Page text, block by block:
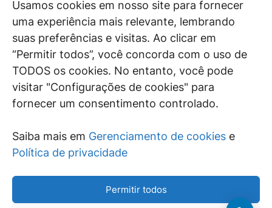
Usamos cookies em nosso site para fornecer
uma experiência mais relevante, lembrando
suas preferências e visitas. Ao clicar em
“Permitir todos”, você concorda com o uso de
TODOS os cookies. No entanto, você pode
visitar "Configurações de cookies" para
fornecer um consentimento controlado.
Saiba mais em Gerenciamento de cookies e
Política de privacidade
Permitir todos
juristas e doutrinadores nacionais, se posicionam
diante de questões relevantes do cotidiano e
universo jurídico.
SIGA